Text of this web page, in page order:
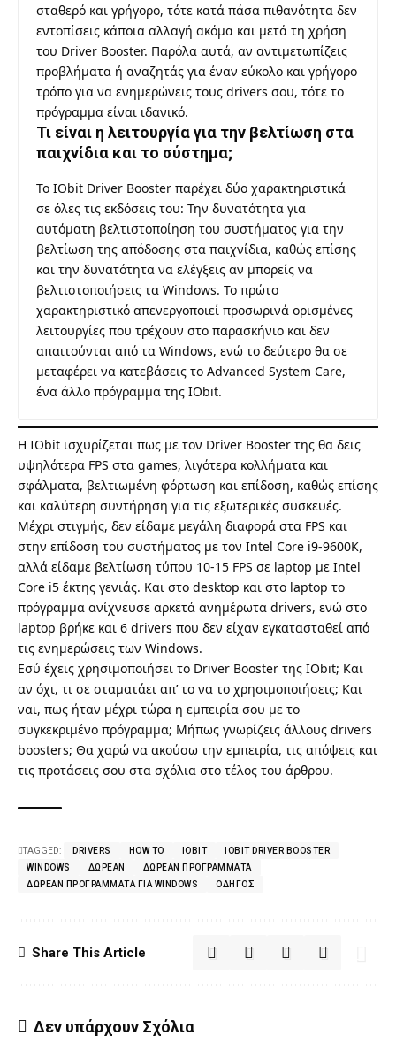
σταθερό και γρήγορο, τότε κατά πάσα πιθανότητα δεν
εντοπίσεις κάποια αλλαγή ακόμα και μετά τη χρήση
του Driver Booster. Παρόλα αυτά, αν αντιμετωπίζεις
προβλήματα ή αναζητάς για έναν εύκολο και γρήγορο
τρόπο για να ενημερώνεις τους drivers σου, τότε το
πρόγραμμα είναι ιδανικό.
Τι είναι η λειτουργία για την βελτίωση στα
παιχνίδια και το σύστημα;
Το IObit Driver Booster παρέχει δύο χαρακτηριστικά
σε όλες τις εκδόσεις του: Την δυνατότητα για
αυτόματη βελτιστοποίηση του συστήματος για την
βελτίωση της απόδοσης στα παιχνίδια, καθώς επίσης
και την δυνατότητα να ελέγξεις αν μπορείς να
βελτιστοποιήσεις τα Windows. Το πρώτο
χαρακτηριστικό απενεργοποιεί προσωρινά ορισμένες
λειτουργίες που τρέχουν στο παρασκήνιο και δεν
απαιτούνται από τα Windows, ενώ το δεύτερο θα σε
μεταφέρει να κατεβάσεις το Advanced System Care,
ένα άλλο πρόγραμμα της IObit.
Η IObit ισχυρίζεται πως με τον Driver Booster της θα δεις
υψηλότερα FPS στα games, λιγότερα κολλήματα και
σφάλματα, βελτιωμένη φόρτωση και επίδοση, καθώς επίσης
και καλύτερη συντήρηση για τις εξωτερικές συσκευές.
Μέχρι στιγμής, δεν είδαμε μεγάλη διαφορά στα FPS και
στην επίδοση του συστήματος με τον Intel Core i9-9600K,
αλλά είδαμε βελτίωση τύπου 10-15 FPS σε laptop με Intel
Core i5 έκτης γενιάς. Και στο desktop και στο laptop το
πρόγραμμα ανίχνευσε αρκετά ανημέρωτα drivers, ενώ στο
laptop βρήκε και 6 drivers που δεν είχαν εγκατασταθεί από
τις ενημερώσεις των Windows.
Εσύ έχεις χρησιμοποιήσει το Driver Booster της IObit; Και
αν όχι, τι σε σταματάει απ’ το να το χρησιμοποιήσεις; Και
ναι, πως ήταν μέχρι τώρα η εμπειρία σου με το
συγκεκριμένο πρόγραμμα; Μήπως γνωρίζεις άλλους drivers
boosters; Θα χαρώ να ακούσω την εμπειρία, τις απόψεις και
τις προτάσεις σου στα σχόλια στο τέλος του άρθρου.
TAGGED: DRIVERS HOW TO IOBIT
IOBIT DRIVER BOOSTER
WINDOWS
ΔΩΡΕΆΝ
ΔΩΡΕΆΝ ΠΡΟΓΡΆΜΜΑΤΑ
ΔΩΡΕΆΝ ΠΡΟΓΡΆΜΜΑΤΑ ΓΙΑ WINDOWS
ΟΔΗΓΌΣ
Share This Article
Δεν υπάρχουν Σχόλια